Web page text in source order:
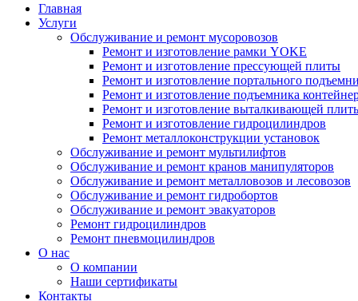
Главная
Услуги
Обслуживание и ремонт мусоровозов
Ремонт и изготовление рамки YOKE
Ремонт и изготовление прессующей плиты
Ремонт и изготовление портального
Ремонт и изготовление подъемника
Ремонт и изготовление выталкивающей
Ремонт и изготовление гидроцилиндров
Ремонт металлоконструкции установок
Обслуживание и ремонт мультилифтов
Обслуживание и ремонт кранов манипуляторов
Обслуживание и ремонт металловозов и лесовозов
Обслуживание и ремонт гидробортов
Обслуживание и ремонт эвакуаторов
Ремонт гидроцилиндров
Ремонт пневмоцилиндров
О нас
О компании
Наши сертификаты
Контакты